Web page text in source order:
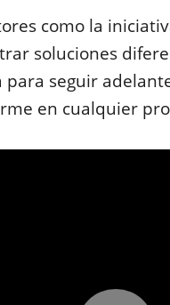
como la
soluciones
seguir
en cualquier